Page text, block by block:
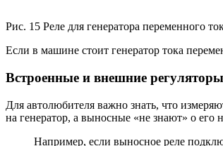
Рис. 15 Реле для генератора переменного
Если в машине стоит генератор тока
Встроенные и внешние регуляторы
Для автолюбителя важно знать, что
на генератор, а выносные «не знают» о его
Например, если выносное реле